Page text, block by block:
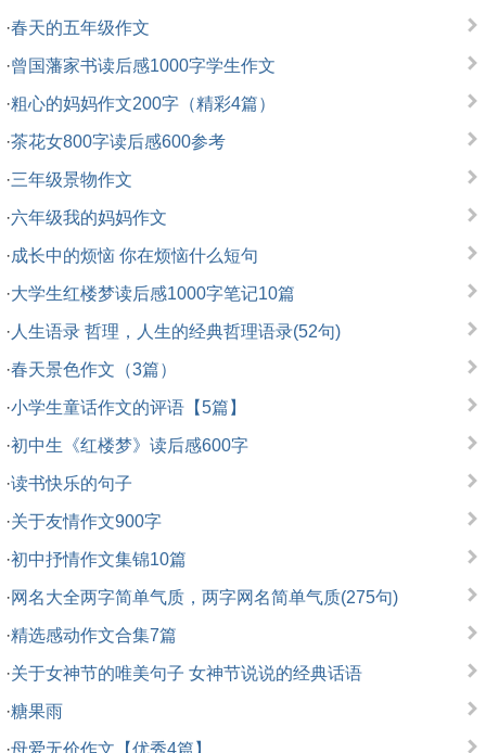
·春天的五年级作文
·曾国藩家书读后感1000字学生作文
·粗心的妈妈作文200字（精彩4篇）
·茶花女800字读后感600参考
·三年级景物作文
·六年级我的妈妈作文
·成长中的烦恼 你在烦恼什么短句
·大学生红楼梦读后感1000字笔记10篇
· 人生语录 哲理，人生的经典哲理语录(52句)
·春天景色作文（3篇）
·小学生童话作文的评语【5篇】
·初中生《红楼梦》读后感600字
·读书快乐的句子
·关于友情作文900字
·初中抒情作文集锦10篇
·网名大全两字简单气质，两字网名简单气质(275句)
·精选感动作文合集7篇
·关于女神节的唯美句子 女神节说说的经典话语
·糖果雨
·母爱无价作文【优秀4篇】